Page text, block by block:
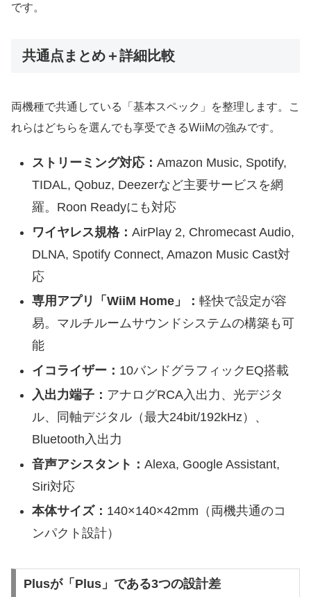
です。
共通点まとめ＋詳細比較
両機種で共通している「基本スペック」を整理します。こ
れらはどちらを選んでも享受できるWiiMの強みです。
ストリーミング対応： Amazon Music, Spotify,
TIDAL, Qobuz, Deezerなど主要サービスを網
羅。Roon Readyにも対応
ワイヤレス規格： AirPlay 2, Chromecast Audio,
DLNA, Spotify Connect, Amazon Music Cast対
応
専用アプリ「WiiM Home」： 軽快で設定が容
易。マルチルームサウンドシステムの構築も可
能
イコライザー： 10バンドグラフィックEQ搭載
入出力端子： アナログRCA入出力、光デジタ
ル、同軸デジタル（最大24bit/192kHz）、
Bluetooth入出力
音声アシスタント： Alexa, Google Assistant,
Siri対応
本体サイズ： 140×140×42mm（両機共通のコ
ンパクト設計）
Plusが「Plus」である3つの設計差